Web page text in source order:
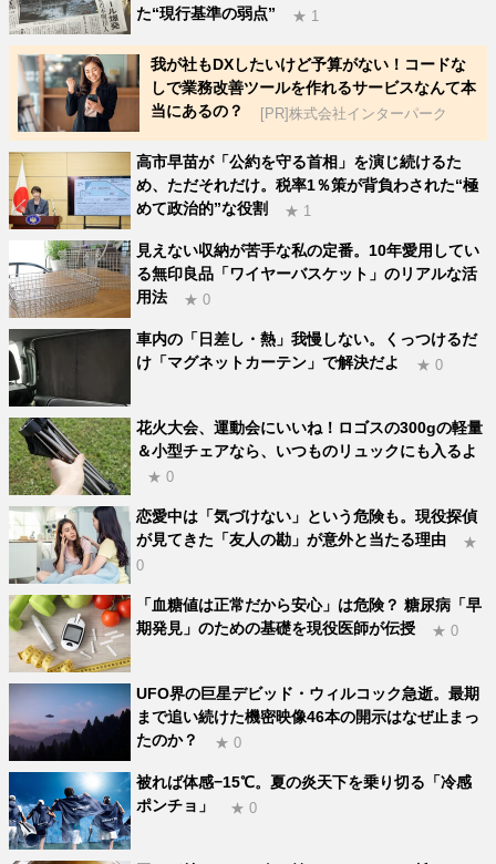
た“現行基準の弱点”
★ 1
我が社もDXしたいけど予算がない！コードな
しで業務改善ツールを作れるサービスなんて本
当にあるの？
[PR]株式会社インターパーク
高市早苗が「公約を守る首相」を演じ続けるた
め、ただそれだけ。税率1％策が背負わされた“極
めて政治的”な役割
★ 1
見えない収納が苦手な私の定番。10年愛用してい
る無印良品「ワイヤーバスケット」のリアルな活
用法
★ 0
車内の「日差し・熱」我慢しない。くっつけるだ
け「マグネットカーテン」で解決だよ
★ 0
花火大会、運動会にいいね！ロゴスの300gの軽量
＆小型チェアなら、いつものリュックにも入るよ
★ 0
恋愛中は「気づけない」という危険も。現役探偵
が見てきた「友人の勘」が意外と当たる理由
★
0
「血糖値は正常だから安心」は危険？ 糖尿病「早
期発見」のための基礎を現役医師が伝授
★ 0
UFO界の巨星デビッド・ウィルコック急逝。最期
まで追い続けた機密映像46本の開示はなぜ止まっ
たのか？
★ 0
被れば体感−15℃。夏の炎天下を乗り切る「冷感
ポンチョ」
★ 0